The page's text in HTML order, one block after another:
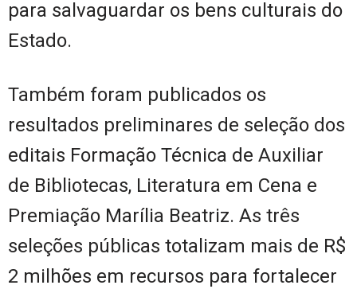
para salvaguardar os bens culturais do
Estado.
Também foram publicados os
resultados preliminares de seleção dos
editais Formação Técnica de Auxiliar
de Bibliotecas, Literatura em Cena e
Premiação Marília Beatriz. As três
seleções públicas totalizam mais de R$
2 milhões em recursos para fortalecer